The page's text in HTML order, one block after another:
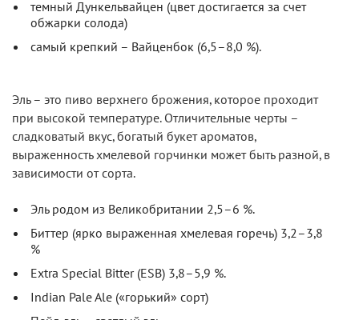
темный Дункельвайцен (цвет достигается за счет
обжарки солода)
самый крепкий – Вайценбок (6,5–8,0 %).
Эль – это пиво верхнего брожения, которое проходит
при высокой температуре. Отличительные черты –
сладковатый вкус, богатый букет ароматов,
выраженность хмелевой горчинки может быть разной, в
зависимости от сорта.
Эль родом из Великобритании 2,5–6 %.
Биттер (ярко выраженная хмелевая горечь) 3,2–3,8
%
Extra Special Bitter (ESB) 3,8–5,9 %.
Indian Pale Ale («горький» сорт)